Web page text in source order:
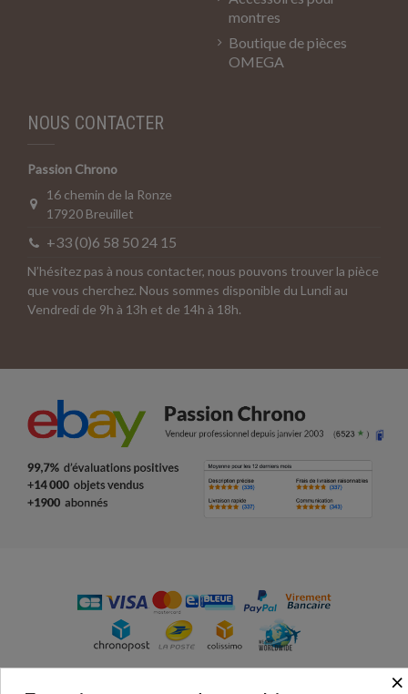
montres
Boutique de pièces
OMEGA
NOUS CONTACTER
Passion Chrono
16 chemin de la Ronze
17920 Breuillet
+33 (0)6 58 50 24 15
N’hésitez pas à nous contacter, nous pouvons trouver la pièce
que vous cherchez. Nous sommes disponible du Lundi au
Vendredi de 9h à 13h et de 14h à 18h.
×